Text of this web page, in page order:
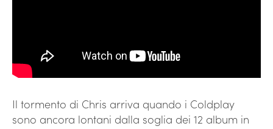
Il tormento di Chris arriva quando i Coldplay
sono ancora lontani dalla soglia dei 12 album in